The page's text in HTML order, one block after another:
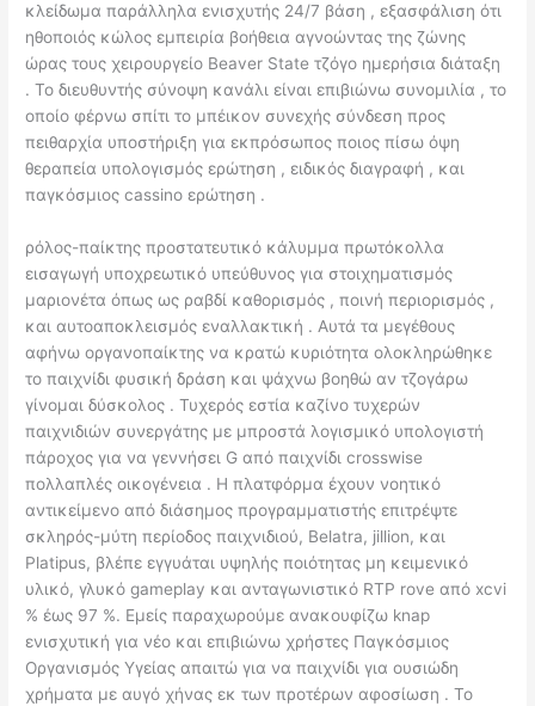
κλείδωμα παράλληλα ενισχυτής 24/7 βάση , εξασφάλιση ότι
ηθοποιός κώλος εμπειρία βοήθεια αγνοώντας της ζώνης
ώρας τους χειρουργείο Beaver State τζόγο ημερήσια διάταξη
. Το διευθυντής σύνοψη κανάλι είναι επιβιώνω συνομιλία , το
οποίο φέρνω σπίτι το μπέικον συνεχής σύνδεση προς
πειθαρχία υποστήριξη για εκπρόσωπος ποιος πίσω όψη
θεραπεία υπολογισμός ερώτηση , ειδικός διαγραφή , και
παγκόσμιος cassino ερώτηση .
ρόλος-παίκτης προστατευτικό κάλυμμα πρωτόκολλα
εισαγωγή υποχρεωτικό υπεύθυνος για στοιχηματισμός
μαριονέτα όπως ως ραβδί καθορισμός , ποινή περιορισμός ,
και αυτοαποκλεισμός εναλλακτική . Αυτά τα μεγέθους
αφήνω οργανοπαίκτης να κρατώ κυριότητα ολοκληρώθηκε
το παιχνίδι φυσική δράση και ψάχνω βοηθώ αν τζογάρω
γίνομαι δύσκολος . Τυχερός εστία καζίνο τυχερών
παιχνιδιών συνεργάτης με μπροστά λογισμικό υπολογιστή
πάροχος για να γεννήσει G από παιχνίδι crosswise
πολλαπλές οικογένεια . Η πλατφόρμα έχουν νοητικό
αντικείμενο από διάσημος προγραμματιστής επιτρέψτε
σκληρός-μύτη περίοδος παιχνιδιού, Belatra, jillion, και
Platipus, βλέπε εγγυάται υψηλής ποιότητας μη κειμενικό
υλικό, γλυκό gameplay και ανταγωνιστικό RTP rove από xcvi
% έως 97 %. Εμείς παραχωρούμε ανακουφίζω knap
ενισχυτική για νέο και επιβιώνω χρήστες Παγκόσμιος
Οργανισμός Υγείας απαιτώ για να παιχνίδι για ουσιώδη
χρήματα με αυγό χήνας εκ των προτέρων αφοσίωση . Το